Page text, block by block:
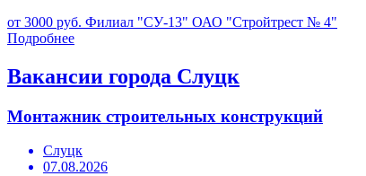
от 3000 руб. Филиал "СУ-13" ОАО "Стройтрест № 4"
Подробнее
Вакансии города Слуцк
Монтажник строительных конструкций
Слуцк
07.08.2026